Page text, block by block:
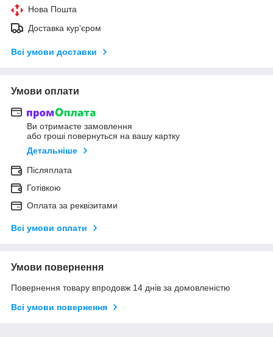
Нова Пошта
Доставка кур'єром
Всі умови доставки
Умови оплати
Ви отримаєте замовлення
або гроші повернуться на вашу картку
Детальніше
Післяплата
Готівкою
Оплата за реквізитами
Всі умови оплати
Умови повернення
Повернення товару впродовж 14 днів за домовленістю
Всі умови повернення